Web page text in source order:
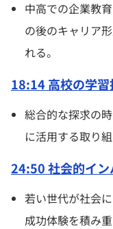
中高での企業教
の後のキャリア
れる。
18:14 高校の学
総合的な探求の
に活用する取り
24:50 社会的イ
若い世代が社会
成功体験を積み